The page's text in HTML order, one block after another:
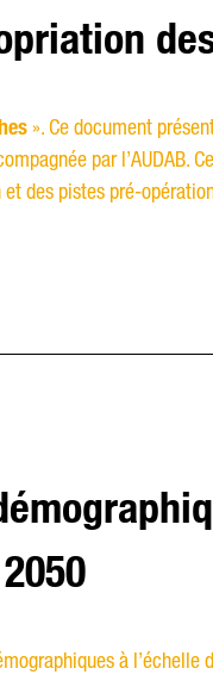
». Ce document
par l’AUDAB.
des pistes pré-
à l’échelle